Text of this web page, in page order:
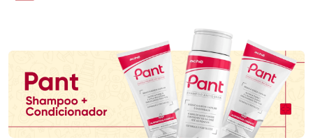
Promoção em Destaque